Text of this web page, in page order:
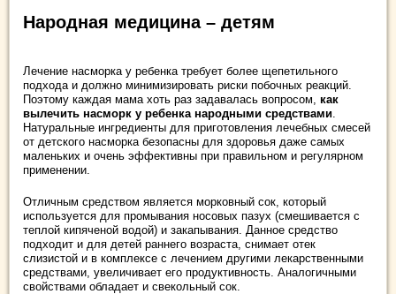
Народная медицина – детям
Лечение насморка у ребенка требует более щепетильного
подхода и должно минимизировать риски побочных реакций.
Поэтому каждая мама хоть раз задавалась вопросом, как
вылечить насморк у ребенка народными средствами.
Натуральные ингредиенты для приготовления лечебных смесей
от детского насморка безопасны для здоровья даже самых
маленьких и очень эффективны при правильном и регулярном
применении.
Отличным средством является морковный сок, который
используется для промывания носовых пазух (смешивается с
теплой кипяченой водой) и закапывания. Данное средство
подходит и для детей раннего возраста, снимает отек
слизистой и в комплексе с лечением другими лекарственными
средствами, увеличивает его продуктивность. Аналогичными
свойствами обладает и свекольный сок.